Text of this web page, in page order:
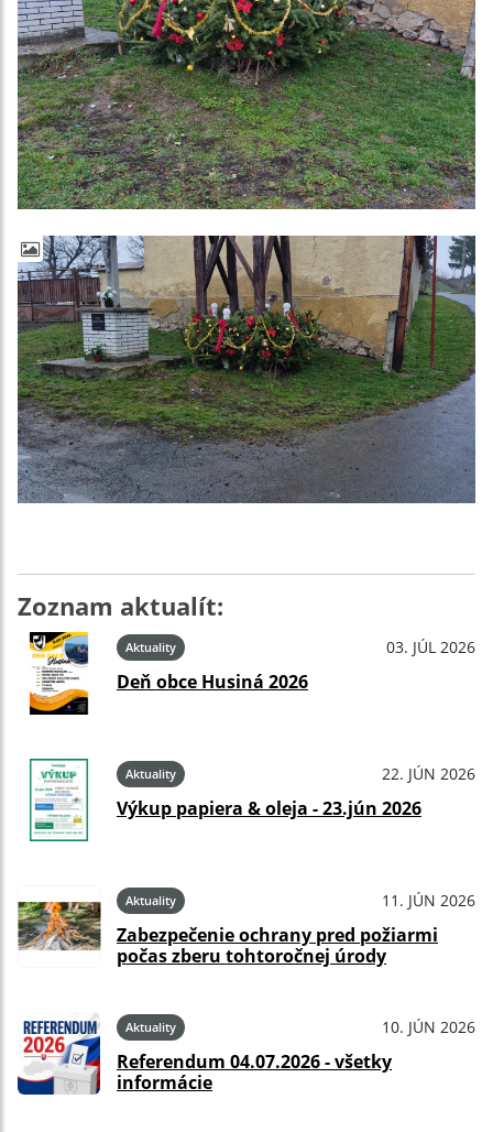
Zoznam aktualít:
Aktuality 03. JÚL 2026
Deň obce Husiná 2026
Aktuality 22. JÚN 2026
Výkup papiera & oleja - 23.jún 2026
Aktuality 11. JÚN 2026
Zabezpečenie ochrany pred požiarmi
počas zberu tohtoročnej úrody
Aktuality 10. JÚN 2026
Referendum 04.07.2026 - všetky
informácie